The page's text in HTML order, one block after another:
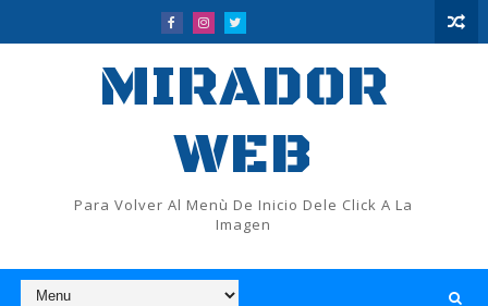
MIRADOR
WEB
Para Volver Al Menù De Inicio Dele Click A La
Imagen